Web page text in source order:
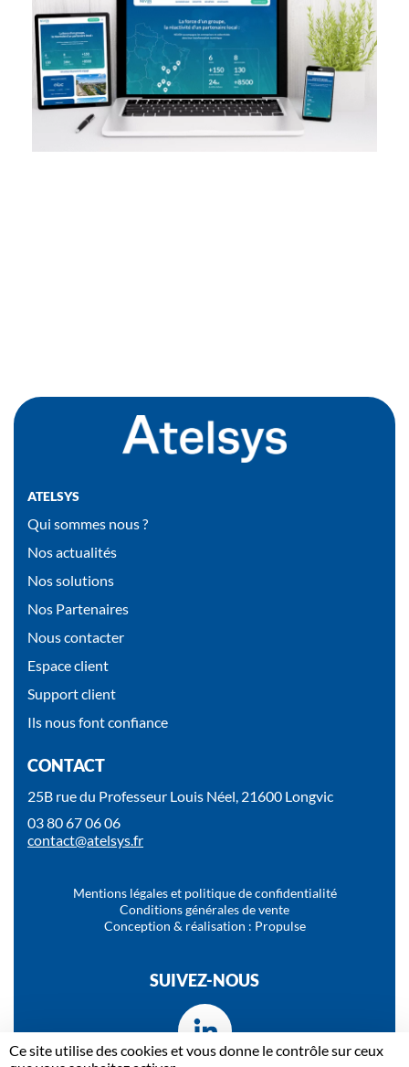
Ce site utilise des cookies et vous donne le contrôle sur ceux
ATELSYS
Qui sommes nous ?
Nos actualités
Nos solutions
Nos Partenaires
Nous contacter
Espace client
Support client
Ils nous font confiance
CONTACT
25B rue du Professeur Louis Néel, 21600 Longvic
03 80 67 06 06
contact@atelsys.fr
Mentions légales et politique de confidentialité
Conditions générales de vente
Conception & réalisation : Propulse
SUIVEZ-NOUS